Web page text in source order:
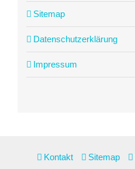
Sitemap
Datenschutzerklärung
Impressum
Kontakt Sitemap